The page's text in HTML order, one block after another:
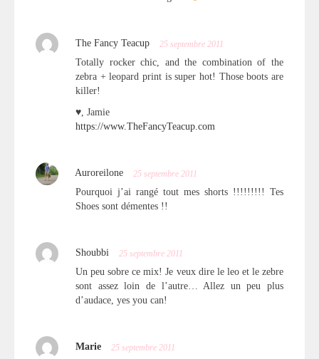
The Fancy Teacup 25 septembre 2011
Totally rocker chic, and the combination of the
zebra + leopard print is super hot! Those boots are
killer!
♥, Jamie
https://www.TheFancyTeacup.com
Auroreilone 25 septembre 2011
Pourquoi j’ai rangé tout mes shorts !!!!!!!!! Tes
Shoes sont démentes !!
Shoubbi 25 septembre 2011
Un peu sobre ce mix! Je veux dire le leo et le zebre
sont assez loin de l’autre… Allez un peu plus
d’audace, yes you can!
Marie 25 septembre 2011